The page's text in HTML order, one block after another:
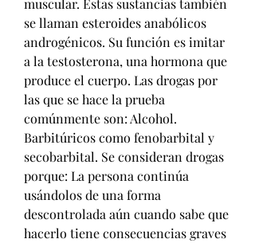
muscular. Estas sustancias también
se llaman esteroides anabólicos
androgénicos. Su función es imitar
a la testosterona, una hormona que
produce el cuerpo. Las drogas por
las que se hace la prueba
comúnmente son: Alcohol.
Barbitúricos como fenobarbital y
secobarbital. Se consideran drogas
porque: La persona continúa
usándolos de una forma
descontrolada aún cuando sabe que
hacerlo tiene consecuencias graves